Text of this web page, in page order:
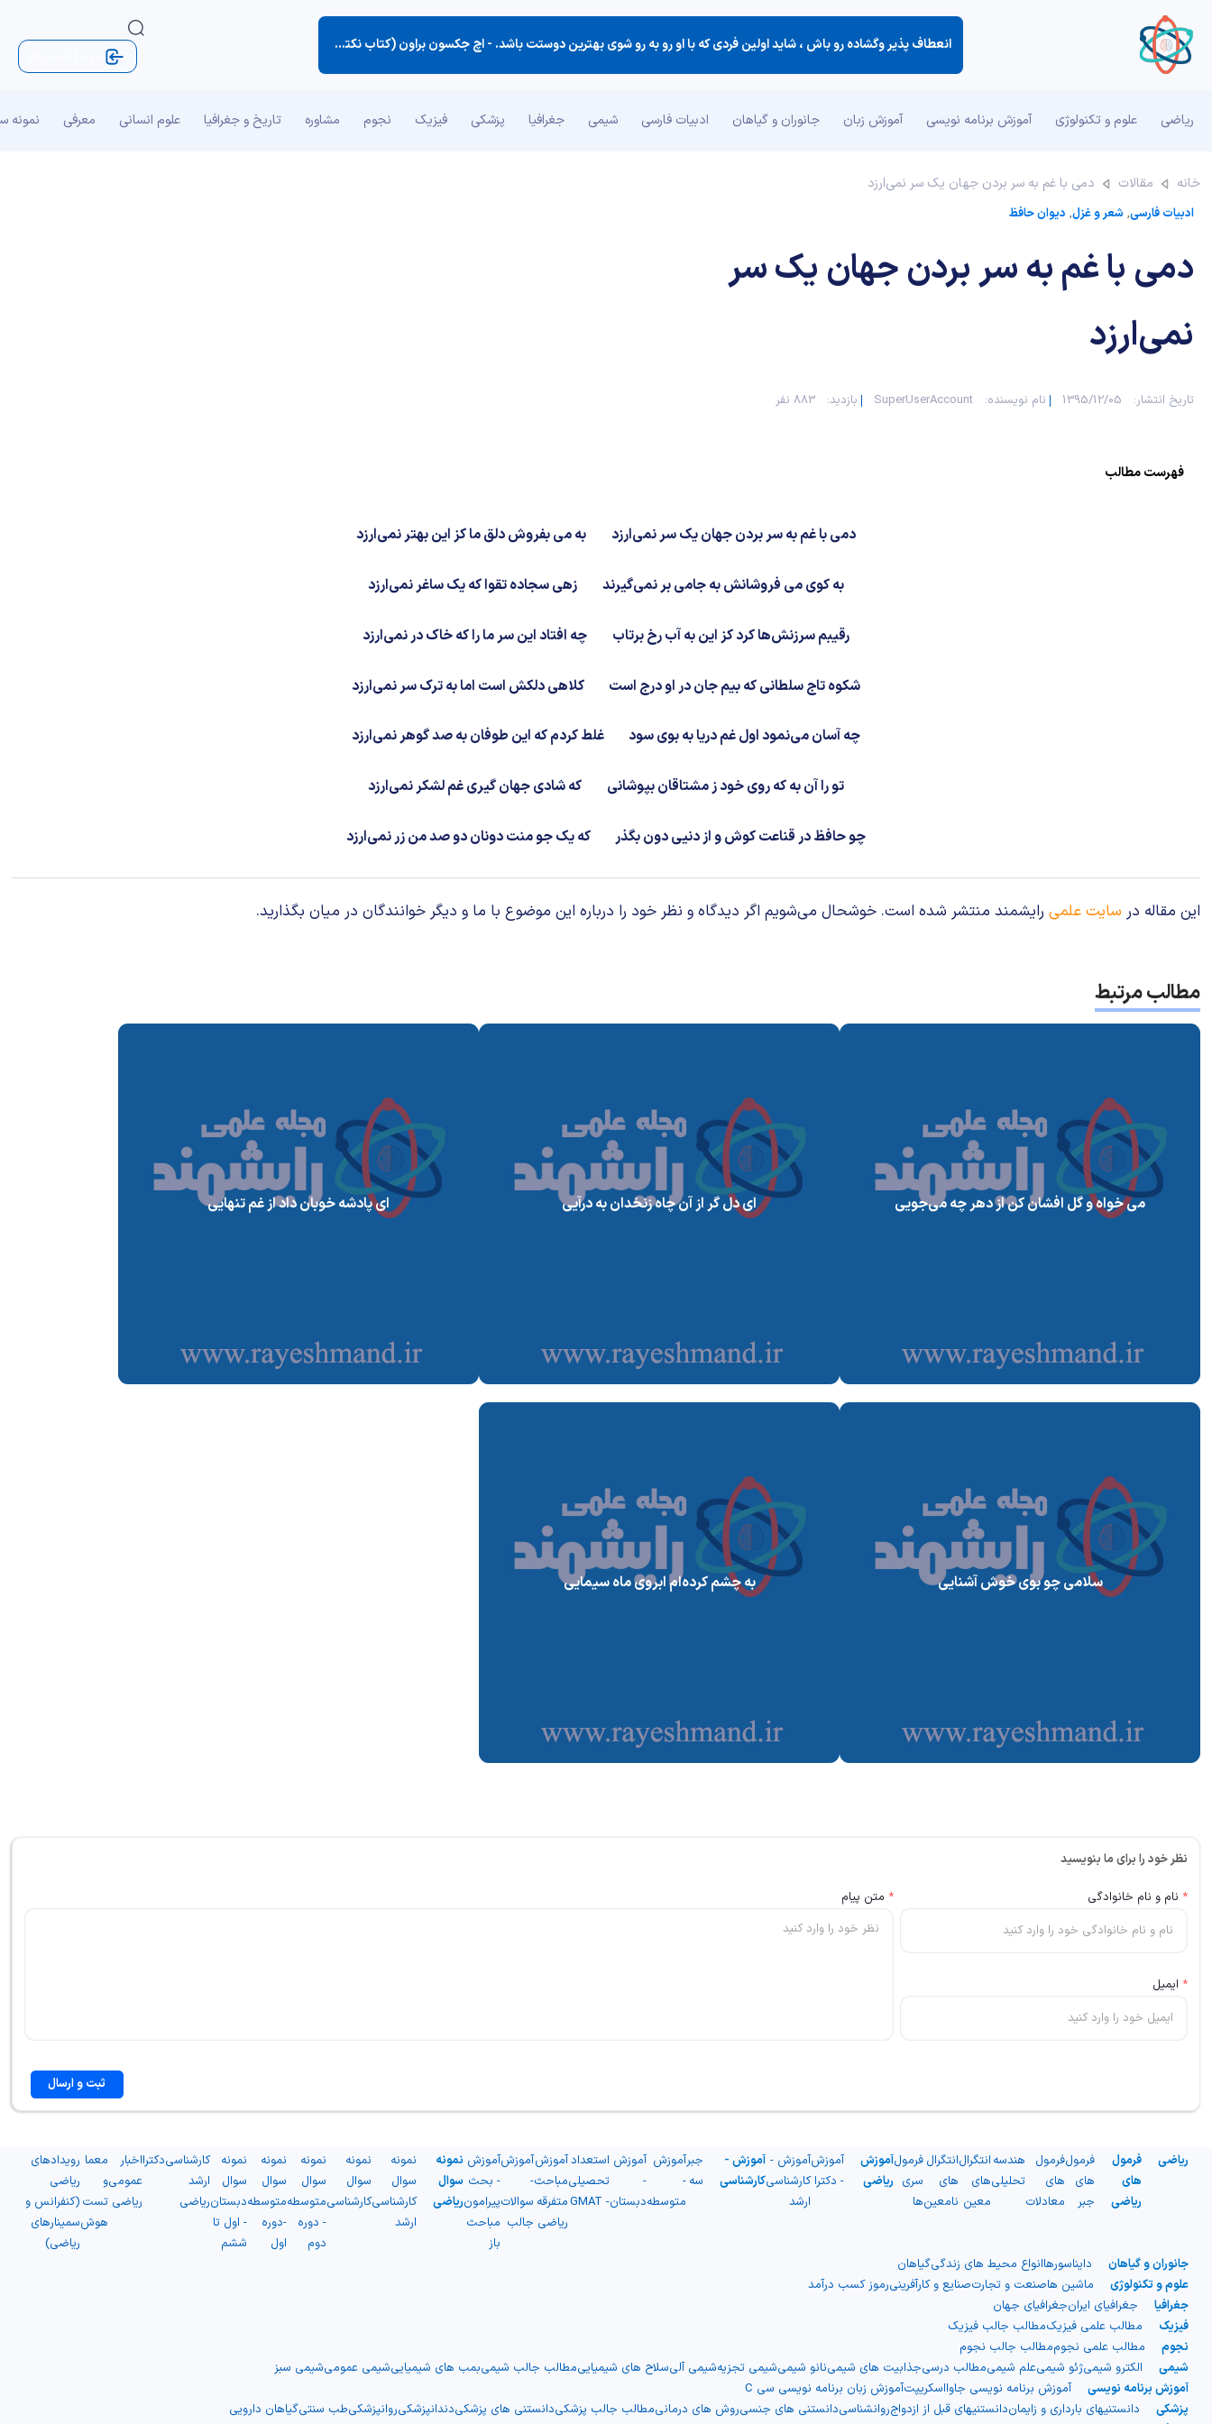
انعطاف پذیر وگشاده رو باش ، شاید اولین فردی كه با او رو به رو شوی بهترین دوستت باشد. -اچ جکسون براون (کتاب نکته‌های کوچک زندگی)
ریاضی علوم و تکنولوژی آموزش برنامه نویسی آموزش زبان جانوران و گیاهان ادبیات فارسی شیمی جغرافیا پزشکی فیزیک نجوم مشاوره تاریخ و جغرافیا علوم انسانی معرفی نمونه
خانه مقالات دمی با غم به سر بردن جهان یک سر نمی‌ارزد
ادبیات فارسی,شعر و غزل, دیوان حافظ
دمی با غم به سر بردن جهان یک سر
نمی‌ارزد
تاریخ انتشار: 1395/12/05 نام نویسنده: SuperUserAccount بازدید: 883 نفر
فهرست مطالب
دمی با غم به سر بردن جهان یک سر نمی‌ارزد به می بفروش دلق ما کز این بهتر نمی‌ارزد
به کوی می فروشانش به جامی بر نمی‌گیرند زهی سجاده تقوا که یک ساغر نمی‌ارزد
رقیبم سرزنش‌ها کرد کز این به آب رخ برتاب چه افتاد این سر ما را که خاک در نمی‌ارزد
شکوه تاج سلطانی که بیم جان در او درج است کلاهی دلکش است اما به ترک سر نمی‌ارزد
چه آسان می‌نمود اول غم دریا به بوی سود غلط کردم که این طوفان به صد گوهر نمی‌ارزد
تو را آن به که روی خود ز مشتاقان بپوشانی که شادی جهان گیری غم لشکر نمی‌ارزد
چو حافظ در قناعت کوش و از دنیی دون بگذر که یک جو منت دونان دو صد من زر نمی‌ارزد
این مقاله در سایت علمی رایشمند منتشر شده است. خوشحال می‌شویم اگر دیدگاه و نظر خود را درباره این موضوع با ما و دیگر خوانندگان در میان بگذارید.
مطالب مرتبط
می خواه و گل افشان کن از دهر چه می‌جویی ای دل گر از آن چاه زنخدان به درآیی ای پادشه خوبان داد از غم تنهایی
سلامی چو بوی خوش آشنایی به چشم کرده‌ام ابروی ماه سیمایی
نظر خود را برای ما بنویسید
* نام و نام خانوادگی
* ایمیل
* متن پیام
ثبت و ارسال
ریاضی
فرمول
های
ریاضی
فرمول
های
جبر
فرمول
های
معادلات
هندسه
تحلیلی
انتگرال
های
معین
انتگرال
های
نامعین
فرمول
سری
ها
آموزش
ریاضی
آموزش
- دکترا
آموزش -
کارشناسی
ارشد
آموزش -
کارشناسی
جبر
سه
آموزش
-
متوسطه
آموزش
-
دبستان
استعداد
تحصیلی
- GMAT
آموزش
مباحث
متفرقه
ریاضی
آموزش
-
سوالات
جالب
آموزش
- بحث
پیرامون
مباحث
باز
نمونه
سوال
ریاضی
نمونه
سوال
کارشناسی
ارشد
نمونه
سوال
کارشناسی
نمونه
سوال
متوسطه
- دوره
دوم
نمونه
سوال
متوسطه
-دوره
اول
نمونه
سوال
دبستان
- اول تا
ششم
کارشناسی
ارشد
ریاضی
دکترااخبار
عمومی
ریاضی
معما
و
تست
هوش
رویدادهای
ریاضی
(کنفرانس و
سمینارهای
ریاضی)
جانوران و گیاهان
دایناسورهاانواع محیط های زندگیگیاهان
علوم و تکنولوژی
ماشین هاصنعت و تجارتصنایع و کارآفرینیرموز کسب درآمد
جغرافیا
جغرافیای ایرانجغرافیای جهان
فیزیک
مطالب علمی فیزیکمطالب جالب فیزیک
نجوم
مطالب علمی نجوممطالب جالب نجوم
شیمی
الکترو شیمیژئو شیمیعلم شیمیمطالب درسیجذابیت های شیمینانو شیمیشیمی تجزیهشیمی آلیسلاح های شیمیاییمطالب جالب شیمیبمب های شیمیاییشیمی عمومیشیمی سبز
آموزش برنامه نویسی
آموزش برنامه نویسی جاوااسکریپتآموزش زبان برنامه نویسی سی C
پزشکی
دانستنیهای بارداری و زایماندانستنیهای قبل از ازدواجروانشناسیدانستنی های جنسیروش های درمانیمطالب جالب پزشکیدانستنی های پزشکیدندانپزشکیروانپزشکیطب سنتیگیاهان دارویی